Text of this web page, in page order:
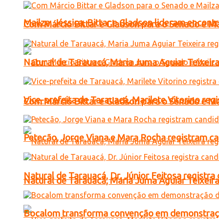
Mailza, Jéssica, Bittar e Gladson lideram
Com Márcio Bittar e Gladson para o Senado e
Natural de Tarauacá, Maria Juma Aguiar
Com Márcio Bittar e Gladson para o Senado e
Natural de Tarauacá, Maria Juma Aguiar
Vice-prefeita de Tarauacá, Marilete Vitorino
Petecão, Jorge Viana e Mara Rocha registram
Natural de Tarauacá, Dr. Júnior Feitosa
Bocalom transforma convenção em